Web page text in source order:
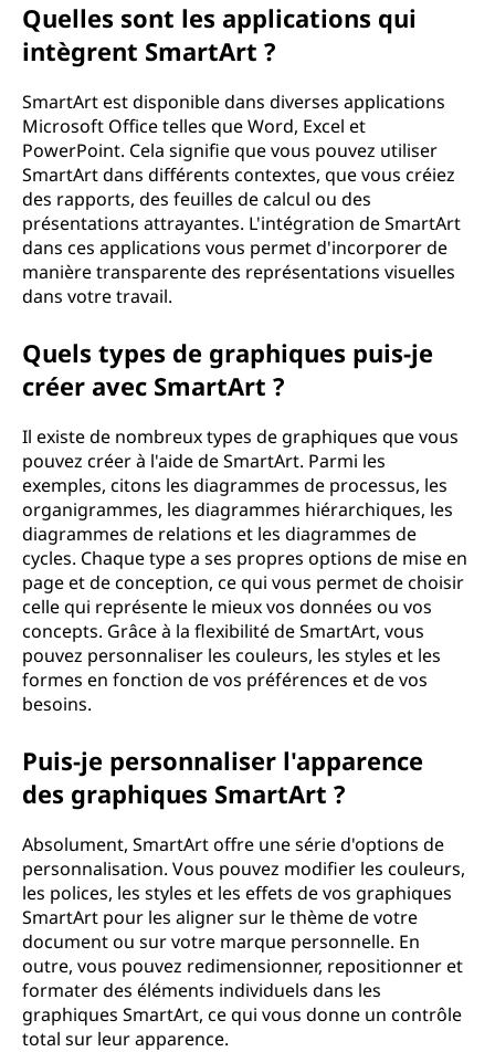
Quelles sont les applications qui
intègrent SmartArt ?
SmartArt est disponible dans diverses applications
Microsoft Office telles que Word, Excel et
PowerPoint. Cela signifie que vous pouvez utiliser
SmartArt dans différents contextes, que vous créiez
des rapports, des feuilles de calcul ou des
présentations attrayantes. L'intégration de SmartArt
dans ces applications vous permet d'incorporer de
manière transparente des représentations visuelles
dans votre travail.
Quels types de graphiques puis-je
créer avec SmartArt ?
Il existe de nombreux types de graphiques que vous
pouvez créer à l'aide de SmartArt. Parmi les
exemples, citons les diagrammes de processus, les
organigrammes, les diagrammes hiérarchiques, les
diagrammes de relations et les diagrammes de
cycles. Chaque type a ses propres options de mise en
page et de conception, ce qui vous permet de choisir
celle qui représente le mieux vos données ou vos
concepts. Grâce à la flexibilité de SmartArt, vous
pouvez personnaliser les couleurs, les styles et les
formes en fonction de vos préférences et de vos
besoins.
Puis-je personnaliser l'apparence
des graphiques SmartArt ?
Absolument, SmartArt offre une série d'options de
personnalisation. Vous pouvez modifier les couleurs,
les polices, les styles et les effets de vos graphiques
SmartArt pour les aligner sur le thème de votre
document ou sur votre marque personnelle. En
outre, vous pouvez redimensionner, repositionner et
formater des éléments individuels dans les
graphiques SmartArt, ce qui vous donne un contrôle
total sur leur apparence.